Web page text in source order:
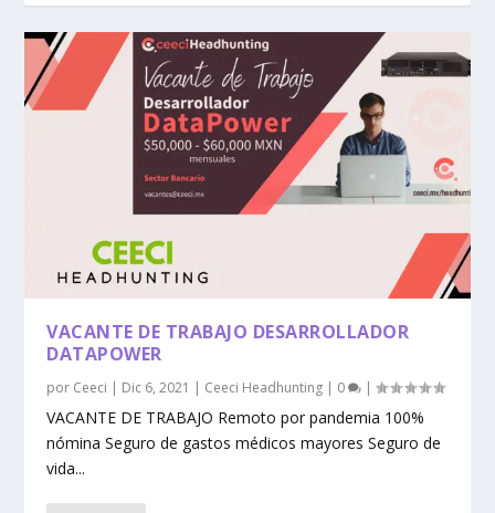
VACANTE DE TRABAJO DESARROLLADOR
DATAPOWER
por Ceeci Dic 6, 2021 Ceeci Headhunting 0 |
VACANTE DE TRABAJO Remoto por pandemia 100%
nómina Seguro de gastos médicos mayores Seguro de
vida...